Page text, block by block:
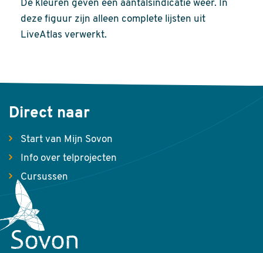
De kleuren geven een aantalsindicatie weer. In
deze figuur zijn alleen complete lijsten uit
LiveAtlas verwerkt.
Direct naar
Start van Mijn Sovon
Info over telprojecten
Cursussen